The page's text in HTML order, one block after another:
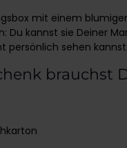
mit einem
Du kannst sie Deiner
persönlich sehen kannst.
brauchst